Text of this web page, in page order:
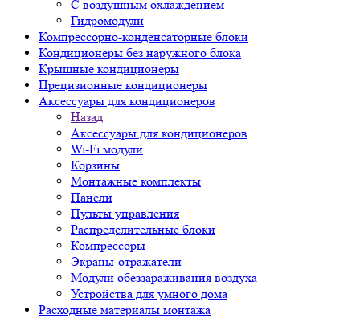
С воздушным охлаждением
Гидромодули
Компрессорно-конденсаторные блоки
Кондиционеры без наружного блока
Крышные кондиционеры
Прецизионные кондиционеры
Аксессуары для кондиционеров
Назад
Аксессуары для кондиционеров
Wi-Fi модули
Корзины
Монтажные комплекты
Панели
Пульты управления
Распределительные блоки
Компрессоры
Экраны-отражатели
Модули обеззараживания воздуха
Устройства для умного дома
Расходные материалы монтажа